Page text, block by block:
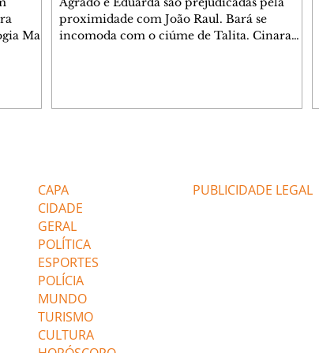
Mau
proximidade com João Raul. Bará se
incomoda com o ciúme de Talita. Cinara
ajudar João Raul sem prejudicar a amiga.
CAPA
CIDADE
GERAL
POLÍTICA
ESPORTES
POLÍCIA
MUNDO
TURISMO
CULTURA
PUBLICIDADE LEGAL